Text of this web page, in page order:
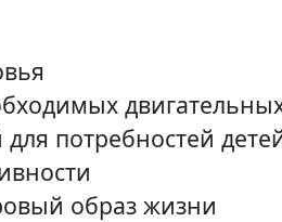
потребностей
образ жизни